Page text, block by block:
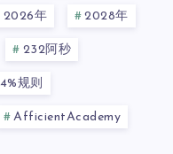
2026年 2028年
232阿秒
4%规则
AfficientAcademy